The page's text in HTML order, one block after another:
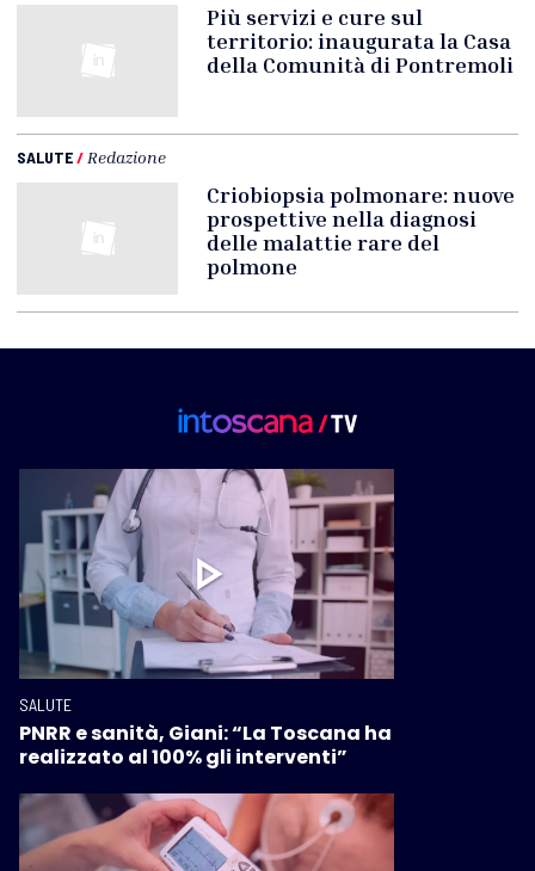
Più servizi e cure sul
territorio: inaugurata la Casa
della Comunità di Pontremoli
SALUTE/ Redazione
Criobiopsia polmonare: nuove
prospettive nella diagnosi
delle malattie rare del
polmone
SALUTE
PNRR e sanità, Giani: “La Toscana ha
realizzato al 100% gli interventi”